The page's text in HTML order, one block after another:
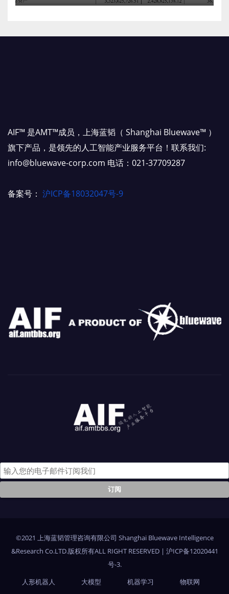
AIF™ 是AMT™成员，上海蓝韬（ Shanghai Bluewave™ ）
旗下产品，是领先的人工智能产业服务平台！联系我们:
info@bluewave-corp.com 电话：021-37709287
备案号： 沪ICP备18032047号-9
©2021 上海蓝韬管理咨询有限公司 Shanghai Bluewave Intelligence
&Research Co.LTD.版权所有ALL RIGHT RESERVED | 沪ICP备12020441
号-3.
人形机器人
大模型 机器学习 物联网